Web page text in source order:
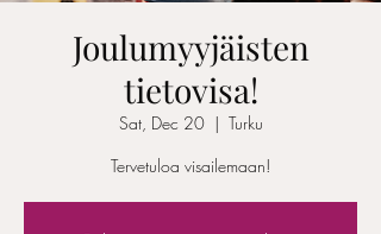
Joulumyyjäisten
tietovisa!
Sat, Dec 20
  |
Turku
Tervetuloa visailemaan!